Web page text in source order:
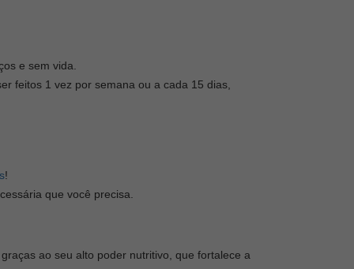
e sem vida.
feitos 1 vez por semana ou a cada 15 dias,
!
que você precisa.
ao seu alto poder nutritivo, que fortalece a